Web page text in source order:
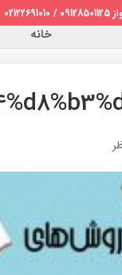
خانه